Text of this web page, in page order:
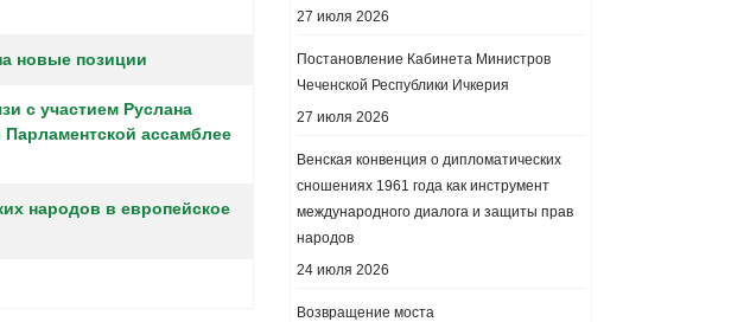
новые позиции
с участием Руслана
ассамблее
народов в европейское
27 июля 2026
Постановление Кабинета Министров
Чеченской Республики Ичкерия
27 июля 2026
Венская конвенция о дипломатических
сношениях 1961 года как инструмент
международного диалога и защиты прав
народов
24 июля 2026
Возвращение моста